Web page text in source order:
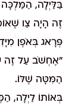
בַּלַּיְלָה, הַמַּלְכָּה
זֶה הָיָה צַו
פְּרָאג בְּאֹפֶן
"אֶחְשֹׁב עַל זֶה
הַמִּטָּה שֶׁלּוֹ.
בְּאוֹתוֹ לַיְלָה,